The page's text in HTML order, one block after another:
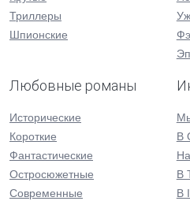
Триллеры
Шпионские
Любовные романы
Исторические
Короткие
Фантастические
Остросюжетные
Современные
В
В
В